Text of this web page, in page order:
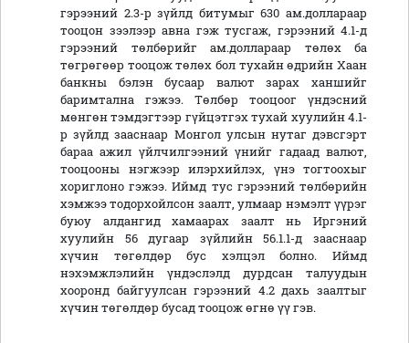
гэрээний 2.3-р зүйлд битумыг 630 ам.доллараар
тооцон зээлээр авна гэж тусгаж, гэрээний 4.1-д
гэрээний төлбөрийг ам.доллараар төлөх ба
төгрөгөөр тооцож төлөх бол тухайн өдрийн Хаан
банкны бэлэн бусаар валют зарах ханшийг
баримтална гэжээ. Төлбөр тооцоог үндэсний
мөнгөн тэмдэгтээр гүйцэтгэх тухай хуулийн 4.1-
р зүйлд зааснаар Монгол улсын нутаг дэвсгэрт
бараа ажил үйлчилгээний үнийг гадаад валют,
тооцооны нэгжээр илэрхийлэх, үнэ тогтоохыг
хориглоно гэжээ. Иймд тус гэрээний төлбөрийн
хэмжээ тодорхойлсон заалт, улмаар нэмэлт үүрэг
буюу алдангид хамаарах заалт нь Иргэний
хуулийн 56 дугаар зүйлийн 56.1.1-д зааснаар
хүчин төгөлдөр бус хэлцэл болно. Иймд
нэхэмжлэлийн үндэслэлд дурдсан талуудын
хооронд байгуулсан гэрээний 4.2 дахь заалтыг
хүчин төгөлдөр бусад тооцож өгнө үү гэв.